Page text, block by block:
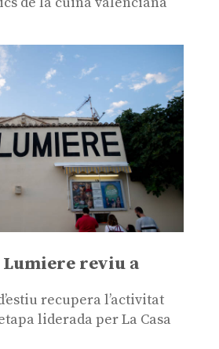
Lumiere reviu a
recupera l’activitat
liderada per La Casa